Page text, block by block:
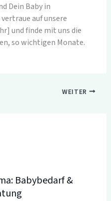
Dein Baby in
auf unsere
und finde mit uns die
so wichtigen Monate.
WEITER
Babybedarf &